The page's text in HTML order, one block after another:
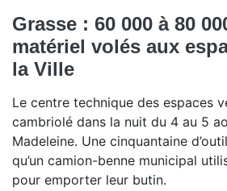
Grasse : 60 000 à 80
matériel volés aux
la Ville
Le centre technique des espaces
cambriolé dans la nuit du 4 au 5
Madeleine. Une cinquantaine
qu’un camion-benne municipal
pour emporter leur butin.